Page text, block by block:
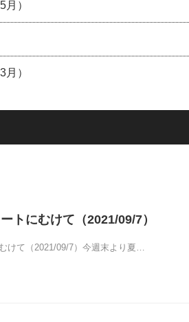
）
）
トにむけて（2021/09/7）
けて（2021/09/7）今週末より夏…